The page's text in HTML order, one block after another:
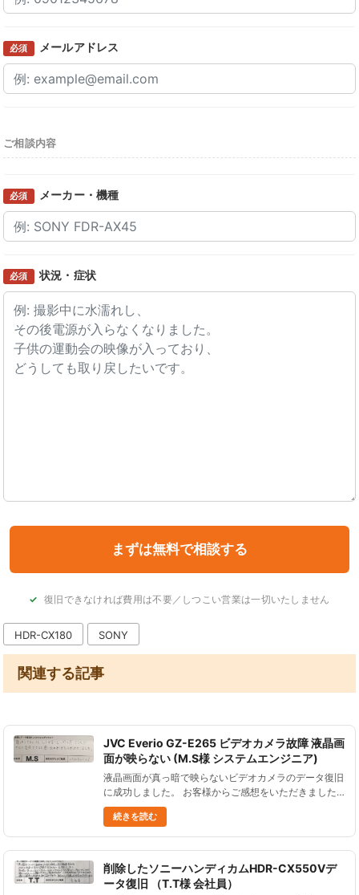
必須 メールアドレス
ご相談内容
必須 メーカー・機種
必須 状況・症状
復旧できなければ費用は不要／しつこい営業は一切いたしません
HDR-CX180 SONY
関連する記事
JVC Everio GZ-E265 ビデオカメラ故障 液晶画
面が映らない (M.S様 システムエンジニア)
液晶画面が真っ暗で映らないビデオカメラのデータ復旧
に成功しました。 お客様からご感想をいただきました
ので、ご紹介します。 復旧できなくてもしょうがない
と一時は思いましたが やはり復旧できると思い出のあ
りがたみがわかりまし......
続きを読む
削除したソニーハンディカムHDR-CX550Vデ
ータ復旧 （T.T様 会社員）